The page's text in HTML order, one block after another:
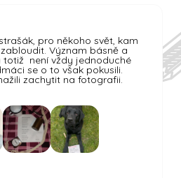
pro někoho svět, kam
Význam básně a
není vždy jednoduché
se o to však pokusili.
zachytit na fotografii.